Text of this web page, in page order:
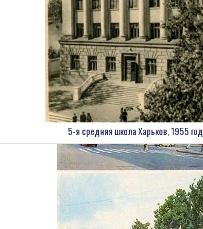
5-я средняя школа Харьков, 1955 год